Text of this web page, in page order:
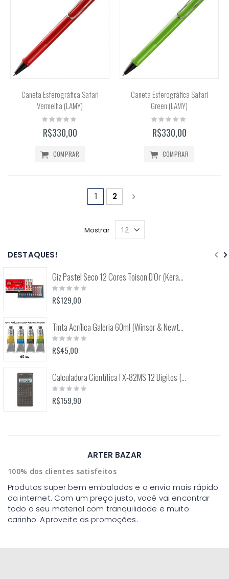
Caneta Esferográfica Safari
Vermelha (LAMY)
Rating:
R$330,00
COMPRAR
Caneta Esferográfica Safari
Green (LAMY)
Rating:
R$330,00
COMPRAR
Página
Você está lendo a página
1 Página
2 Página
Próximo
Mostrar
DESTAQUES!
Giz Pastel Seco 12 Cores Toison D'Or (Keramik) 8512
Rating:
0%
R$129,00
Tinta Acrílica Galeria 60ml (Winsor & Newton)
Rating:
0%
R$45,00
Calculadora Científica FX-82MS 12 Dígitos (Casio)
Rating:
0%
R$159,90
ARTER BAZAR
100% dos clientes satisfeitos
Produtos super bem embalados e o envio mais rápido
da internet. Com um preço justo, você vai encontrar
todo o seu material com tranquilidade e muito
carinho. Aproveite as promoções.